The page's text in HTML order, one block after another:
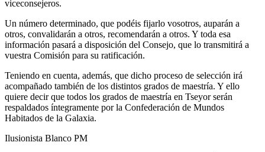
viceconsejeros.
Un número determinado, que podéis fijarlo vosotros, auparán a
otros, convalidarán a otros, recomendarán a otros. Y toda esa
información pasará a disposición del Consejo, que lo transmitirá a
vuestra Comisión para su ratificación.
Teniendo en cuenta, además, que dicho proceso de selección irá
acompañado también de los distintos grados de maestría. Y ello
quiere decir que todos los grados de maestría en Tseyor serán
respaldados íntegramente por la Confederación de Mundos
Habitados de la Galaxia.
Ilusionista Blanco PM